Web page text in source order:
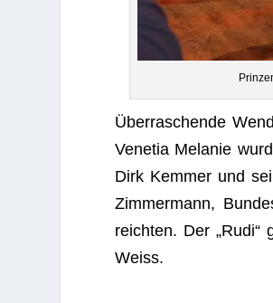
Über­ra­schende
Vene­tia Mela­nie
Dirk Kem­mer und
Zim­mer­mann,
reich­ten. Der „Rudi“
Weiss.